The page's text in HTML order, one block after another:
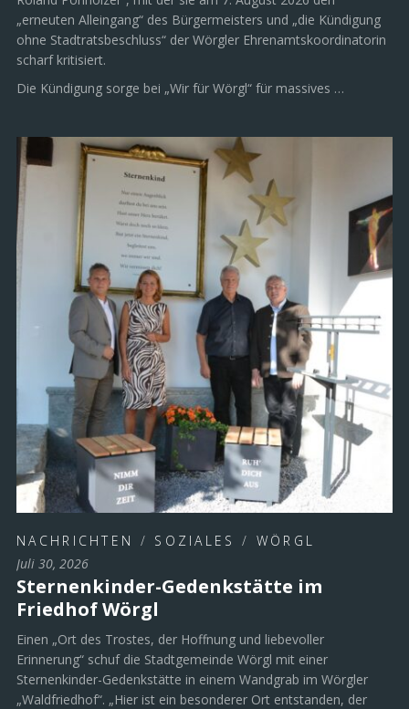
„erneuten Alleingang“ des Bürgermeisters und „die Kündigung
ohne Stadtratsbeschluss“ der Wörgler Ehrenamtskoordinatorin
scharf kritisiert.
Die Kündigung sorge bei „Wir für Wörgl“ für massives …
NACHRICHTEN / SOZIALES / WÖRGL
Juli 30, 2026
Sternenkinder-Gedenkstätte im
Friedhof Wörgl
Einen „Ort des Trostes, der Hoffnung und liebevoller
Erinnerung“ schuf die Stadtgemeinde Wörgl mit einer
Sternenkinder-Gedenkstätte in einem Wandgrab im Wörgler
„Waldfriedhof“. „Hier ist ein besonderer Ort entstanden, der